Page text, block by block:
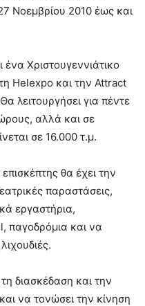
Νοεμβρίου 2010 έως και
Χριστουγεννιάτικο
Helexpo και την Attract
λειτουργήσει για πέντε
αλλά και σε
σε 16.000 τ.μ.
θα έχει την
παραστάσεις,
εργαστήρια,
παγοδρόμια και να
διασκέδαση και την
να τονώσει την κίνηση